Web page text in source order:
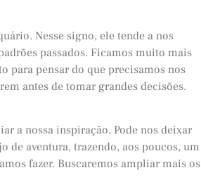
Nesse signo, ele tende a nos
passados. Ficamos muito mais
para pensar do que precisamos nos
antes de tomar grandes decisões.
a nossa inspiração. Pode nos deixar
de aventura, trazendo, aos poucos, um
fazer. Buscaremos ampliar mais os